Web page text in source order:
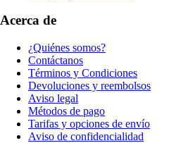
Acerca de
¿Quiénes somos?
Contáctanos
Términos y Condiciones
Devoluciones y reembolsos
Aviso legal
Métodos de pago
Tarifas y opciones de envío
Aviso de confidencialidad